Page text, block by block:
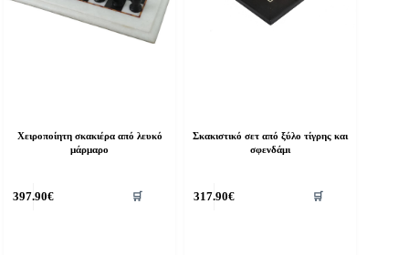
Χειροποίητη σκακιέρα από λευκό
μάρμαρο
397.90€ 🛒
Σκακιστικό σετ από ξύλο τίγρης και
σφενδάμι
317.90€ 🛒